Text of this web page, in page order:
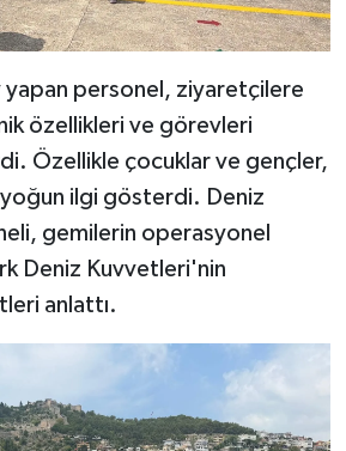
personel, ziyaretçilere
özellikleri ve görevleri
Özellikle çocuklar ve gençler,
ilgi gösterdi. Deniz
gemilerin operasyonel
Deniz Kuvvetleri'nin
anlattı.